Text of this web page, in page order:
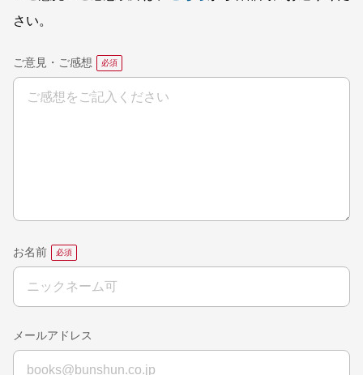
さい。
ご意見・ご感想
お名前
メールアドレス